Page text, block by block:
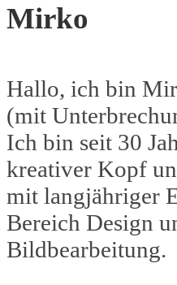
Mirko
Hallo, ich bin
(mit
Ich bin seit 30
kreativer Kopf
mit langjähriger
Bereich Design
Bildbearbeitung.